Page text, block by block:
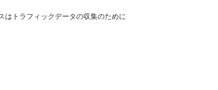
はトラフィックデータの収集のために